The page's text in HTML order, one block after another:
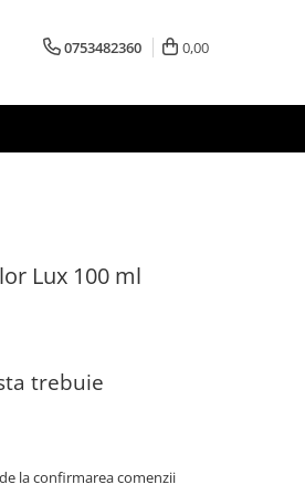
0753482360 0,00
Lux 100 ml
trebuie
la confirmarea comenzii